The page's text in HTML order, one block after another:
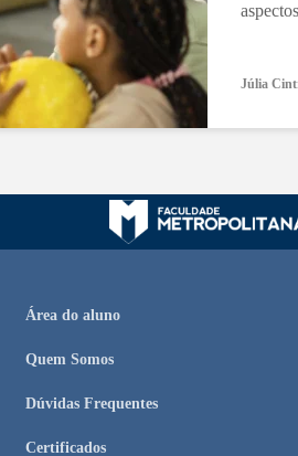
Júlia
Área do aluno
Quem Somos
Dúvidas Frequentes
Certificados